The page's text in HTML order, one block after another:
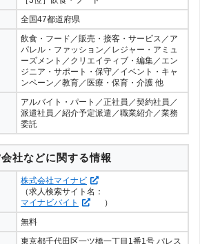
全国47都道府県
飲食・フード／販売・接客・サービス／ア
パレル・ファッション／レジャー・アミュ
ーズメント／クリエイティブ・編集／エン
ジニア・サポート・保守／イベント・キャ
ンペーン／教育／医療・保育・介護 他
アルバイト・パート／正社員／契約社員／
派遣社員／紹介予定派遣／職業紹介／業務
委託
社などに関する情報
株式会社マイナビ
（求人検索サイト名：
マイナビバイト
）
無料
東京都千代田区一ツ橋一丁目1番1号 パレス